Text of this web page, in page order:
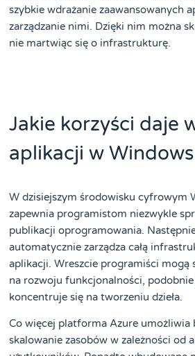
szybkie wdrażanie zaawansowanych
zarządzanie nimi. Dzięki nim można
nie martwiąc się o infrastrukturę.
Jakie korzyści daje
aplikacji w
W dzisiejszym środowisku cyfrowym
zapewnia programistom niezwykle
publikacji oprogramowania.
automatycznie zarządza całą
aplikacji. Wreszcie programiści mogą
na rozwoju funkcjonalności,
koncentruje się na tworzeniu dzieła.
Co więcej platforma Azure umożliwia
skalowanie zasobów w zależności od